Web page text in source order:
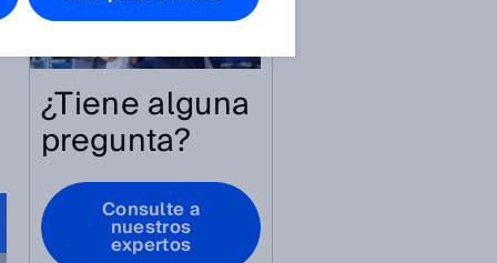
¿Tiene alguna
pregunta?
Consulte a
nuestros
expertos